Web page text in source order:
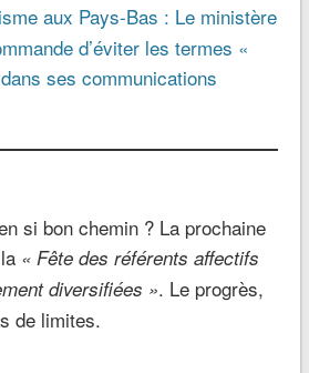
aux Pays-Bas : Le ministère
d’éviter les termes «
ses communications
si bon chemin ? La prochaine
« Fête des référents affectifs
diversifiées ». Le progrès,
de limites.